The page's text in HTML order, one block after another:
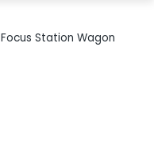
Focus Station Wagon